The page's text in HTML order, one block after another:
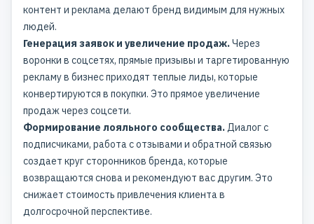
контент и реклама делают бренд видимым для нужных
людей.
Генерация заявок и увеличение продаж.Через
воронки в соцсетях, прямые призывы и таргетированную
рекламу в бизнес приходят теплые лиды, которые
конвертируются в покупки. Это прямое увеличение
продаж через соцсети.
Формирование лояльного сообщества.Диалог с
подписчиками, работа с отзывами и обратной связью
создает круг сторонников бренда, которые
возвращаются снова и рекомендуют вас другим. Это
снижает стоимость привлечения клиента в
долгосрочной перспективе.